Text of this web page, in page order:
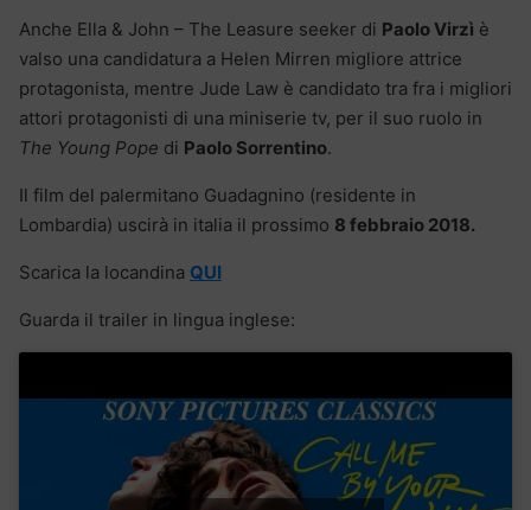
Anche Ella & John – The Leasure seeker di Paolo Virzì è
valso una candidatura a Helen Mirren migliore attrice
protagonista, mentre Jude Law è candidato tra fra i migliori
attori protagonisti di una miniserie tv, per il suo ruolo in
The Young Pope di Paolo Sorrentino.
Il film del palermitano Guadagnino (residente in
Lombardia) uscirà in italia il prossimo 8 febbraio 2018.
Scarica la locandina QUI
Guarda il trailer in lingua inglese: